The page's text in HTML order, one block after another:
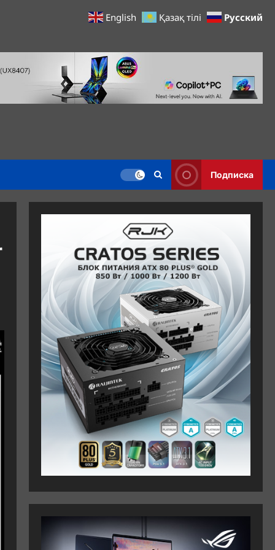
Подписка
English Қазақ тілі Русский